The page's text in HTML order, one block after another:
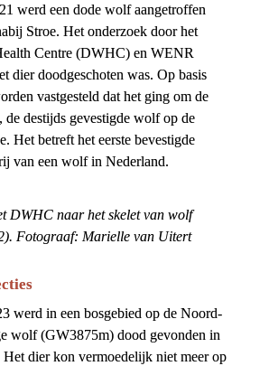
werd een dode wolf aangetroffen
Stroe. Het onderzoek door het
Centre (DWHC) en WENR
dier doodgeschoten was. Op basis
vastgesteld dat het ging om de
destijds gevestigde wolf op de
Het betreft het eerste bevestigde
van een wolf in Nederland.
Onderzoek bij het DWHC naar het skelet van wolf
Fotograaf: Marielle van Uitert
werd in een bosgebied op de Noord-
wolf (GW3875m) dood gevonden in
Het dier kon vermoedelijk niet meer op